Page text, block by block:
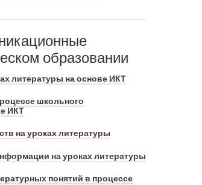
образовании
литературы на основе ИКТ
школьного
ИКТ
на уроках литературы
на уроках литературы
понятий в процессе